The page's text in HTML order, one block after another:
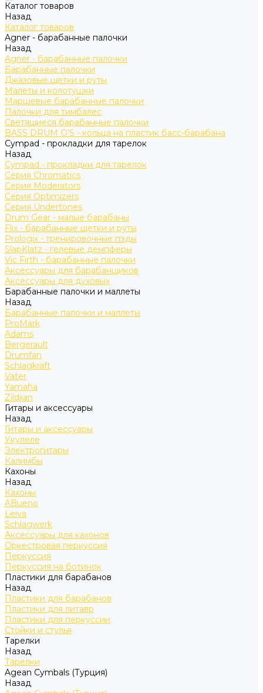
Каталог товаров
Назад
Каталог товаров
Agner - барабанные палочки
Назад
Agner - барабанные палочки
Барабанные палочки
Джазовые щетки и руты
Малеты и колотушки
Маршевые барабанные палочки
Палочки для тимбалес
Светящиеся барабанные палочки
BASS DRUM O’S - кольца на пластик басс-барабана
Cympad - прокладки для тарелок
Назад
Cympad - прокладки для тарелок
Серия Chromatics
Серия Moderators
Серия Optimizers
Серия Undertones
Drum Gear - малые барабаны
Flix - барабанные щетки и руты
Prologix - тренировочные пэды
SlapKlatz - гелевые демпферы
Vic Firth - барабанные палочки
Аксессуары для барабанщиков
Аксессуары для духовых
Барабанные палочки и маллеты
Назад
Барабанные палочки и маллеты
ProMark
Adams
Bergerault
Drumfan
Schlagkraft
Vater
Yamaha
Zildjian
Гитары и аксессуары
Назад
Гитары и аксессуары
Укулеле
Электрогитары
Калимбы
Кахоны
Назад
Кахоны
ABueno
Leiva
Schlagwerk
Аксессуары для кахонов
Оркестровая перкуссия
Перкуссия
Перкуссия на ботинок
Пластики для барабанов
Назад
Пластики для барабанов
Пластики для литавр
Пластики для перкуссии
Стойки и стулья
Тарелки
Назад
Тарелки
Agean Cymbals (Турция)
Назад